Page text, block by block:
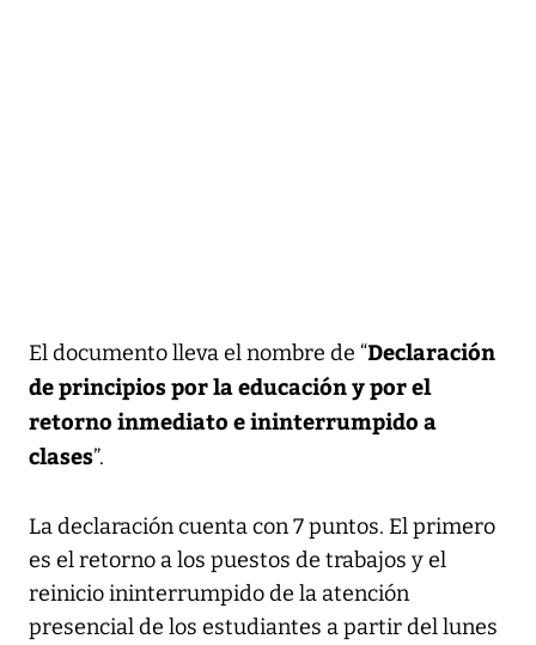
El documento lleva el nombre de “Declaración
de principios por la educación y por el
retorno inmediato e ininterrumpido a
clases”.
La declaración cuenta con 7 puntos. El primero
es el retorno a los puestos de trabajos y el
reinicio ininterrumpido de la atención
presencial de los estudiantes a partir del lunes